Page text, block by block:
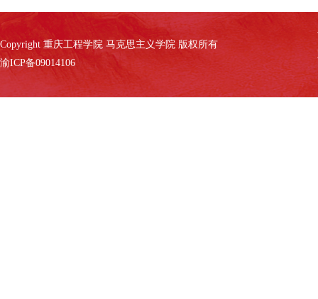
Copyright 重庆工程学院 马克思主义学院 版权所有
渝ICP备09014106